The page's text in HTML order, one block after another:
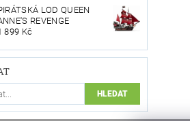
LOD QUEEN
REVENGE
899 Kč